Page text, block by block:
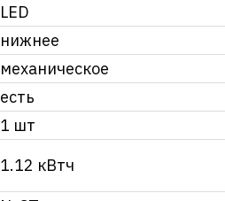
LED
нижнее
механическое
есть
1 шт
1.12 кВтч